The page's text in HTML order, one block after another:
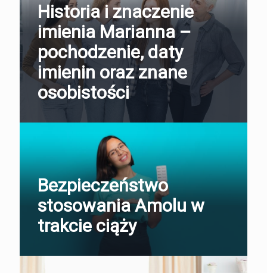
Historia i znaczenie
imienia Marianna –
pochodzenie, daty
imienin oraz znane
osobistości
Bezpieczeństwo
stosowania Amolu w
trakcie ciąży